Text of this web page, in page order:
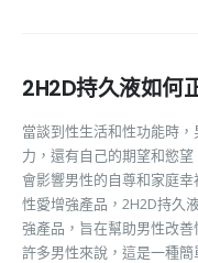
2H2D持久液如何
當談到性生活和性功能時
力，還有自己的期望和慾
會影響男性的自尊和家庭
性愛增強產品，2H2D持久
強產品，旨在幫助男性改
許多男性來說，這是一種